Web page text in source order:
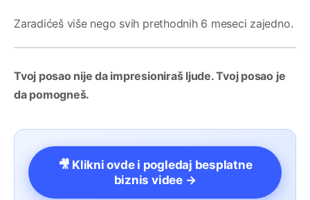
Zaradićeš više nego svih prethodnih 6 meseci zajedno.
Tvoj posao nije da impresioniraš ljude. Tvoj posao je
da pomogneš.
🎥 Klikni ovde i pogledaj besplatne
biznis videe →